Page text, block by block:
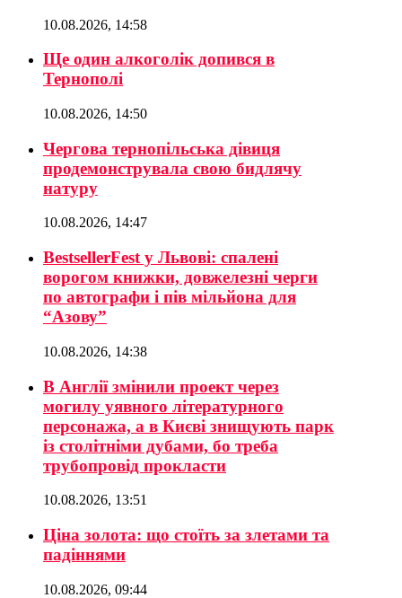
10.08.2026, 14:58
Ще один алкоголік допився в
Тернополі
10.08.2026, 14:50
Чергова тернопільська дівиця
продемонструвала свою бидлячу
натуру
10.08.2026, 14:47
BestsellerFest у Львові: спалені
ворогом книжки, довжелезні черги
по автографи і пів мільйона для
“Азову”
10.08.2026, 14:38
В Англії змінили проект через
могилу уявного літературного
персонажа, а в Києві знищують парк
із столітніми дубами, бо треба
трубопровід прокласти
10.08.2026, 13:51
Ціна золота: що стоїть за злетами та
падіннями
10.08.2026, 09:44